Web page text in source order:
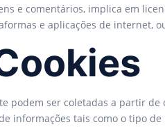
e comentários, implica em
e aplicações de internet,
podem ser coletadas a partir
informações tais como o tipo